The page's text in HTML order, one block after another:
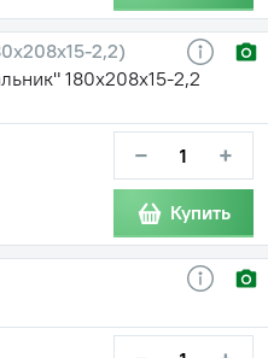
2,2)
180х208х15-2,2
− +
Купить